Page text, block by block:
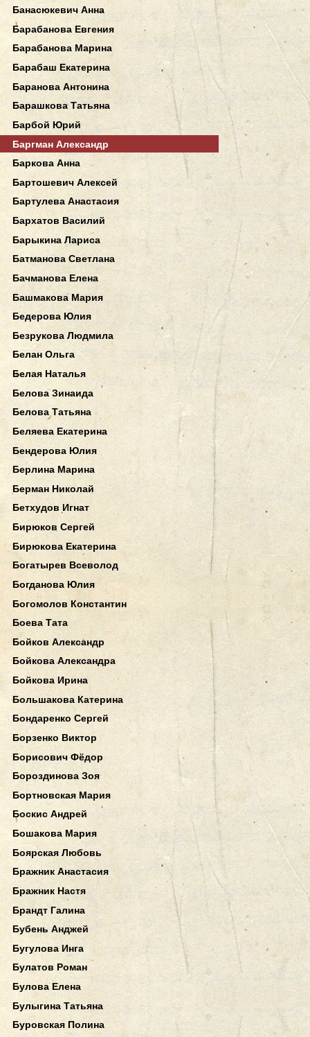
Банасюкевич Анна
Барабанова Евгения
Барабанова Марина
Барабаш Екатерина
Баранова Антонина
Барашкова Татьяна
Барбой Юрий
Баргман Александр
Баркова Анна
Бартошевич Алексей
Бартулева Анастасия
Бархатов Василий
Барыкина Лариса
Батманова Светлана
Бачманова Елена
Башмакова Мария
Бедерова Юлия
Безрукова Людмила
Белан Ольга
Белая Наталья
Белова Зинаида
Белова Татьяна
Беляева Екатерина
Бендерова Юлия
Берлина Марина
Берман Николай
Бетхудов Игнат
Бирюков Сергей
Бирюкова Екатерина
Богатырев Всеволод
Богданова Юлия
Богомолов Константин
Боева Тата
Бойков Александр
Бойкова Александра
Бойкова Ирина
Большакова Катерина
Бондаренко Сергей
Борзенко Виктор
Борисович Фёдор
Бороздинова Зоя
Бортновская Мария
Боскис Андрей
Бошакова Мария
Боярская Любовь
Бражник Анастасия
Бражник Настя
Брандт Галина
Бубень Анджей
Бугулова Инга
Булатов Роман
Булова Елена
Булыгина Татьяна
Буровская Полина